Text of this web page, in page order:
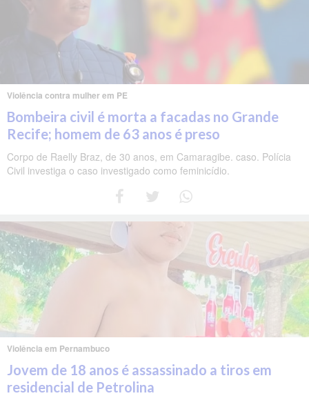
Violência contra mulher em PE
Bombeira civil é morta a facadas no Grande
Recife; homem de 63 anos é preso
Corpo de Raelly Braz, de 30 anos, em Camaragibe. caso. Polícia
Civil investiga o caso investigado como feminicídio.
Violência em Pernambuco
Jovem de 18 anos é assassinado a tiros em
residencial de Petrolina